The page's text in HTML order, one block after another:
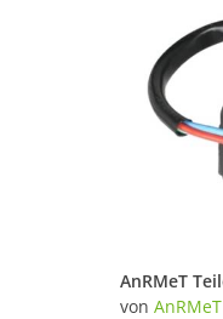
von AnRMeT